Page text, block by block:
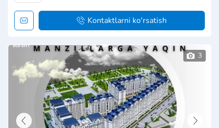
Kontaktlarni ko'rsatish